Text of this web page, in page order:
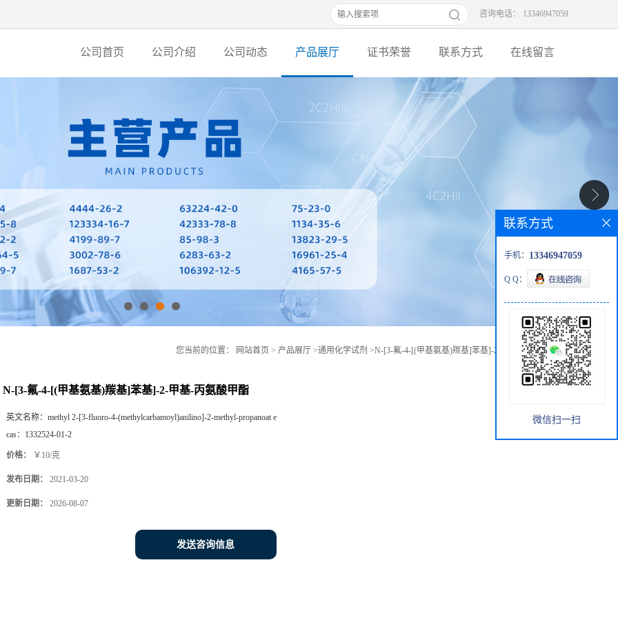
咨询电话： 13346947059
公司首页 公司介绍 公司动态 产品展厅 证书荣誉 联系方式 在线留言
您当前的位置： 网站首页 > 产品展厅 >通用化学试剂 >N-[3-氟-4-[(甲基氨基)羰基]苯基]-2-甲基-丙氨酸甲酯
N-[3-氟-4-[(甲基氨基)羰基]苯基]-2-甲基-丙氨酸甲酯
英文名称： methyl 2-[3-fluoro-4-(methylcarbamoyl)anilino]-2-methyl-propanoat e
cas： 1332524-01-2
价格： ￥10/克
发布日期： 2021-03-20
更新日期： 2026-08-07
发送咨询信息
联系方式
手机： 13346947059
Q Q：
微信扫一扫